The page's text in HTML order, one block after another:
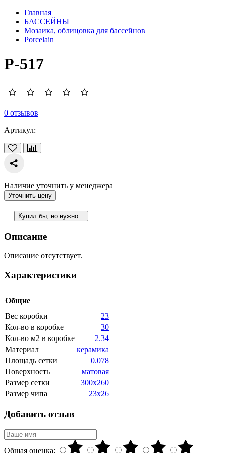
Главная
БАССЕЙНЫ
Мозаика, облицовка для бассейнов
Porcelain
P-517
0 отзывов
Артикул:
Наличие уточнить у менеджера
Уточнить цену
Купил бы, но нужно...
Описание
Описание отсутствует.
Характеристики
Общие
Вес коробки
23
Кол-во в коробке
30
Кол-во м2 в коробке
2.34
Материал
керамика
Площадь сетки
0.078
Поверхность
матовая
Размер сетки
300x260
Размер чипа
23x26
Добавить отзыв
Общая оценка: